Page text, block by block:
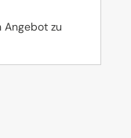
Angebot zu